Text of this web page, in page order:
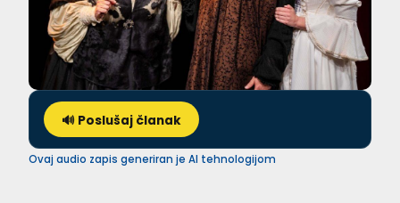
🔊 Poslušaj članak
Ovaj audio zapis generiran je AI tehnologijom